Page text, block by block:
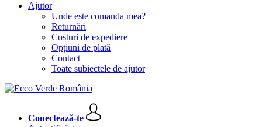
Ajutor
Unde este comanda mea?
Returnări
Costuri de expediere
Opțiuni de plată
Contact
Toate subiectele de ajutor
Conectează-te